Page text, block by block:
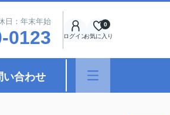
日：年末年始
0123 ログインお気に入り
0
い合わせ